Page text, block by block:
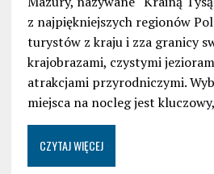
z najpiękniejszych regionów
turystów z kraju i zza granicy
krajobrazami, czystymi
atrakcjami przyrodniczymi.
miejsca na nocleg jest
CZYTAJ WIĘCEJ